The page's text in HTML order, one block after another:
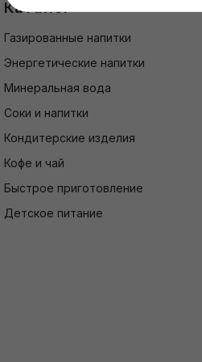
Каталог
Газированные напитки
Энергетические напитки
Минеральная вода
Соки и напитки
Кондитерские изделия
Кофе и чай
Быстрое приготовление
Детское питание